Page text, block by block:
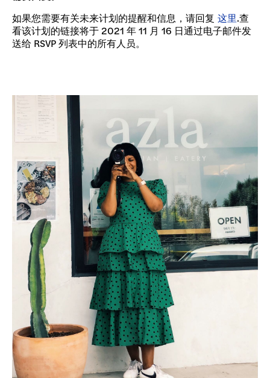
如果您需要有关未来计划的提醒和信息，请回复 这里.查
看该计划的链接将于 2021 年 11 月 16 日通过电子邮件发
送给 RSVP 列表中的所有人员。